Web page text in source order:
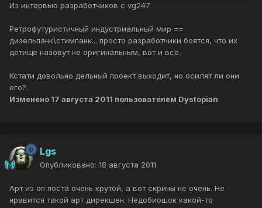
Из интервью разработчиков с vg247
Ретрофутуристичный индустриальный мир ==
дизельпанк\стимпанк... просто разработчики боятся, что их
детище назовут не оригинальным, вот и всё.
Кстати довольно дельный проект выходит, но осилят ли они
его?.
Изменено 17 августа 2011 пользователем Dystopian
Lgs
Опубликовано: 18 августа 2011
Арт из оп поста очень крутой, а вот скрины не очень. Не
нравится такой арт дирекшен. Недобиошок какой-то